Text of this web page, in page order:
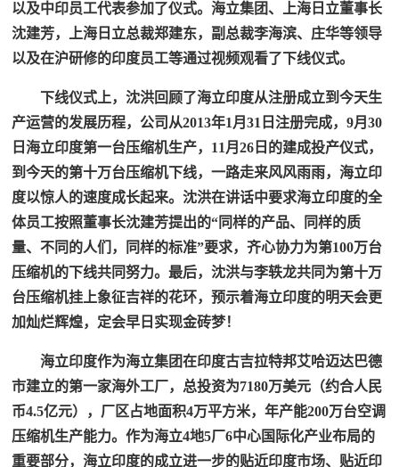
以及中印员工代表参加了仪式。海立集团、上海日立董事长
沈建芳，上海日立总裁郑建东，副总裁李海滨、庄华等领导
以及在沪研修的印度员工等通过视频观看了下线仪式。
下线仪式上，沈洪回顾了海立印度从注册成立到今天生
产运营的发展历程，公司从2013年1月31日注册完成，9月30
日海立印度第一台压缩机生产，11月26日的建成投产仪式，
到今天的第十万台压缩机下线，一路走来风风雨雨，海立印
度以惊人的速度成长起来。沈洪在讲话中要求海立印度的全
体员工按照董事长沈建芳提出的“同样的产品、同样的质
量、不同的人们，同样的标准”要求，齐心协力为第100万台
压缩机的下线共同努力。最后，沈洪与李轶龙共同为第十万
台压缩机挂上象征吉祥的花环，预示着海立印度的明天会更
加灿烂辉煌，定会早日实现金砖梦！
海立印度作为海立集团在印度古吉拉特邦艾哈迈达巴德
市建立的第一家海外工厂，总投资为7180万美元（约合人民
币4.5亿元），厂区占地面积4万平方米，年产能200万台空调
压缩机生产能力。作为海立4地5厂6中心国际化产业布局的
重要部分，海立印度的成立进一步的贴近印度市场、贴近印